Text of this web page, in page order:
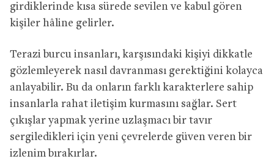
girdiklerinde kısa sürede sevilen ve kabul gören
kişiler hâline gelirler.
Terazi burcu insanları, karşısındaki kişiyi dikkatle
gözlemleyerek nasıl davranması gerektiğini kolayca
anlayabilir. Bu da onların farklı karakterlere sahip
insanlarla rahat iletişim kurmasını sağlar. Sert
çıkışlar yapmak yerine uzlaşmacı bir tavır
sergiledikleri için yeni çevrelerde güven veren bir
izlenim bırakırlar.